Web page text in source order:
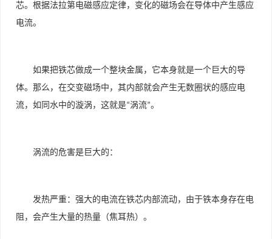
芯。根据法拉第电磁感应定律，变化的磁场会在导体中产生感应
电流。
如果把铁芯做成一个整块金属，它本身就是一个巨大的导
体。那么，在交变磁场中，其内部就会产生无数圈状的感应电
流，如同水中的漩涡，这就是“涡流”。
涡流的危害是巨大的：
发热严重：强大的电流在铁芯内部流动，由于铁本身存在电
阻，会产生大量的热量（焦耳热）。